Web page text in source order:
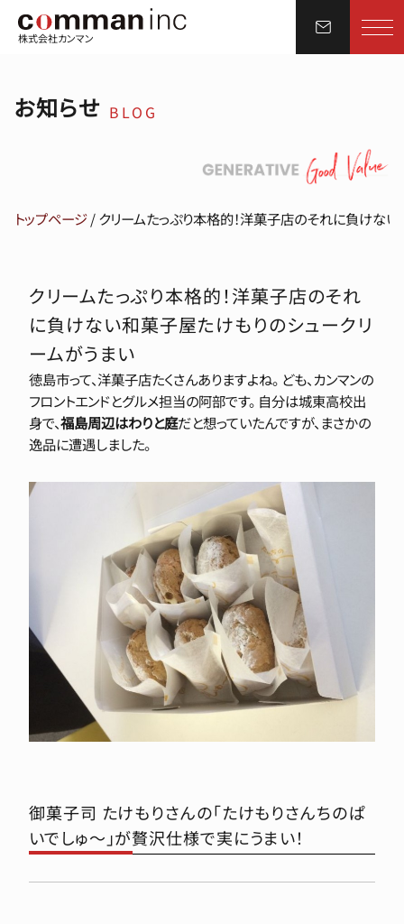
株式会社カンマン
お知らせ BLOG
トップページ/ クリームたっぷり本格的！洋菓子店のそれに負けな
クリームたっぷり本格的！洋菓子店のそれ
に負けない和菓子屋たけもりのシュークリ
ームがうまい
徳島市って、洋菓子店たくさんありますよね。 ども、カンマンの
フロントエンドとグルメ担当の阿部です。 自分は城東高校出
身で、福島周辺はわりと庭だと想っていたんですが、まさかの
逸品に遭遇しました。
御菓子司 たけもりさんの「たけもりさんちのぱ
いでしゅ～」が贅沢仕様で実にうまい！